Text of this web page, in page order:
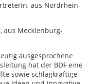
aus Nordrhein-
Mecklenburg-
ausgesprochene
hat der BDF eine
sowie schlagkräftige